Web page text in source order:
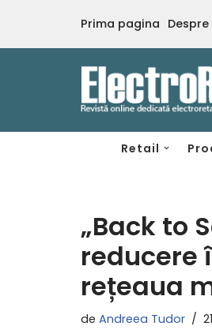
Sari
Prima pagina Despre
Retail
„Back to
reducere
rețeaua
de Andreea Tudor